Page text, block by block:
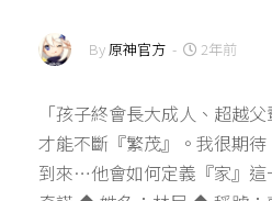
By 原神官方 - 2年前
「孩子終會長大成人、超越
才能不斷『繁茂』。我很期
到來…他會如何定義『家』